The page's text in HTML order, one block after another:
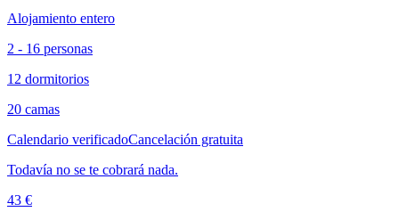
Alojamiento entero
2 - 16 personas
12 dormitorios
20 camas
Calendario verificadoCancelación gratuita
Todavía no se te cobrará nada.
43 €